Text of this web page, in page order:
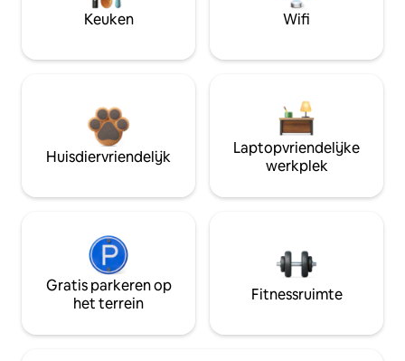
Keuken Wifi
Huisdiervriendelijk
Laptopvriendelijke
werkplek
Gratis parkeren op
het terrein
Fitnessruimte